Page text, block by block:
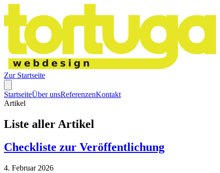
Zur Startseite
StartseiteÜber unsReferenzenKontakt
Artikel
Liste aller Artikel
Checkliste zur Veröffentlichung
4. Februar 2026